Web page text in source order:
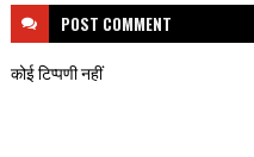
POST COMMENT
कोई टिप्पणी नहीं